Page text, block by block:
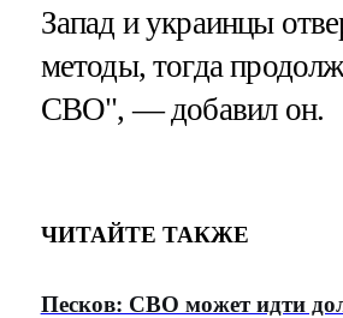
Запад и украинцы
методы, тогда
СВО", — добавил он.
ЧИТАЙТЕ ТАКЖЕ
Песков: СВО может идти